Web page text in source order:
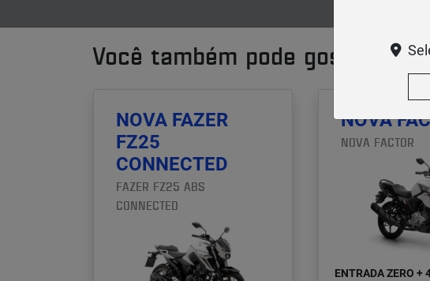
Você também pode gostar de:
NOVA FAZER
FZ25
CONNECTED
FAZER FZ25 ABS
CONNECTED
NOVA
NOVA FACTOR
ENTRADA ZERO +